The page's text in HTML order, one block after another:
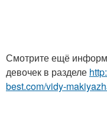
Смотрите ещё
девочек в разделе
best.com/vidy-